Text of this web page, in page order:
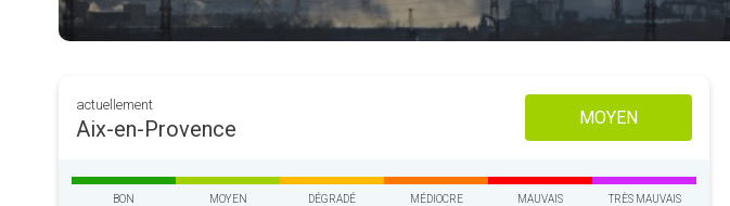
actuellement
Aix-en-Provence MOYEN
BON MOYEN DÉGRADÉ MÉDIOCRE MAUVAIS TRÈS MAUVAIS